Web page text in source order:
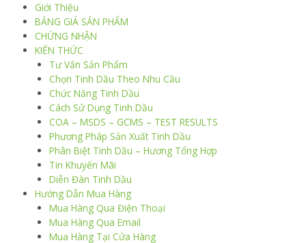
Giới Thiệu
BẢNG GIÁ SẢN PHẨM
CHỨNG NHẬN
KIẾN THỨC
Tư Vấn Sản Phẩm
Chọn Tinh Dầu Theo Nhu Cầu
Chức Năng Tinh Dầu
Cách Sử Dụng Tinh Dầu
COA – MSDS – GCMS – TEST RESULTS
Phương Pháp Sản Xuất Tinh Dầu
Phân Biệt Tinh Dầu – Hương Tổng Hợp
Tin Khuyến Mãi
Diễn Đàn Tinh Dầu
Hướng Dẫn Mua Hàng
Mua Hàng Qua Điện Thoại
Mua Hàng Qua Email
Mua Hàng Tại Cửa Hàng